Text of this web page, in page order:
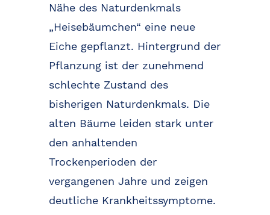
Nähe des Naturdenkmals
„Heisebäumchen“ eine neue
Eiche gepflanzt. Hintergrund der
Pflanzung ist der zunehmend
schlechte Zustand des
bisherigen Naturdenkmals. Die
alten Bäume leiden stark unter
den anhaltenden
Trockenperioden der
vergangenen Jahre und zeigen
deutliche Krankheitssymptome.